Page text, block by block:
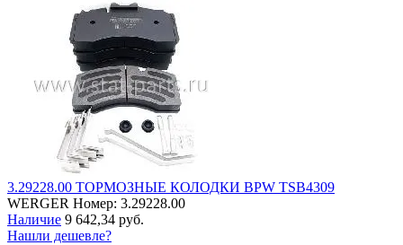
3.29228.00 ТОРМОЗНЫЕ КОЛОДКИ BPW TSB4309
WERGER Номер: 3.29228.00
Наличие 9 642,34 руб.
Нашли дешевле?